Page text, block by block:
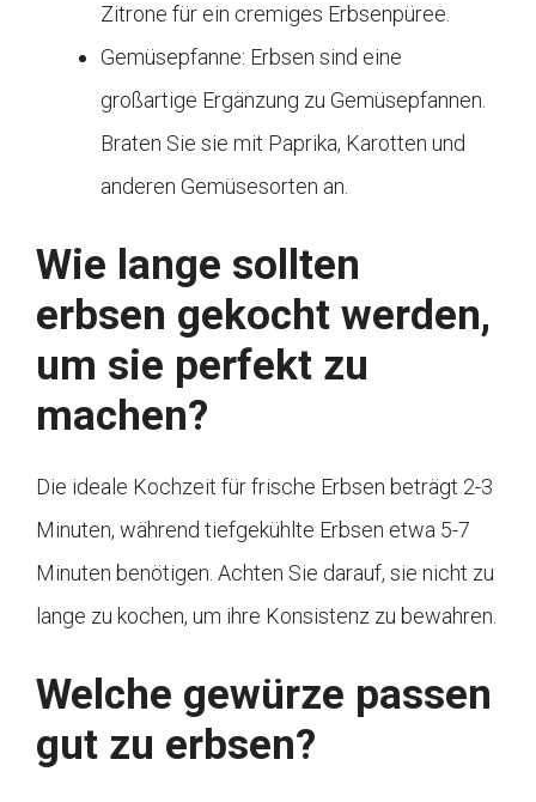
Zitrone für ein cremiges Erbsenpüree.
Gemüsepfanne: Erbsen sind eine
großartige Ergänzung zu Gemüsepfannen.
Braten Sie sie mit Paprika, Karotten und
anderen Gemüsesorten an.
Wie lange sollten
erbsen gekocht werden,
um sie perfekt zu
machen?
Die ideale Kochzeit für frische Erbsen beträgt 2-3
Minuten, während tiefgekühlte Erbsen etwa 5-7
Minuten benötigen. Achten Sie darauf, sie nicht zu
lange zu kochen, um ihre Konsistenz zu bewahren.
Welche gewürze passen
gut zu erbsen?